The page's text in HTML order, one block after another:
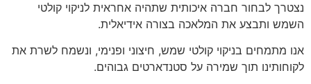
נצטרך לבחור חברה איכותית שתהיה אחראית לניקוי קולטי
השמש ותבצע את המלאכה בצורה אידיאלית.
אנו מתמחים בניקוי קולטי שמש, חיצוני ופנימי, ונשמח לשרת את
לקוחותינו תוך שמירה על סטנדארטים גבוהים.